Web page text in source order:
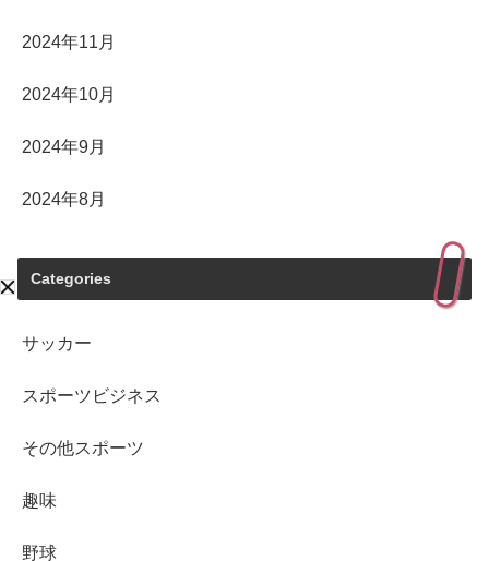
2024年11月
2024年10月
2024年9月
2024年8月
Categories
サッカー
スポーツビジネス
その他スポーツ
趣味
野球